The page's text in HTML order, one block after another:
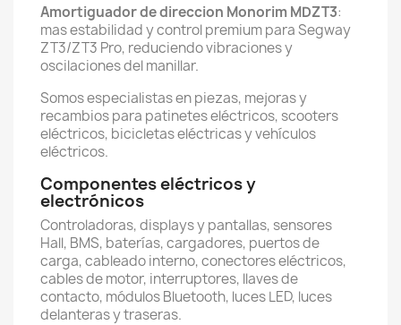
Amortiguador de direccion Monorim MDZT3:
mas estabilidad y control premium para Segway
ZT3/ZT3 Pro, reduciendo vibraciones y
oscilaciones del manillar.
Somos especialistas en piezas, mejoras y
recambios para patinetes eléctricos, scooters
eléctricos, bicicletas eléctricas y vehículos
eléctricos.
Componentes eléctricos y
electrónicos
Controladoras, displays y pantallas, sensores
Hall, BMS, baterías, cargadores, puertos de
carga, cableado interno, conectores eléctricos,
cables de motor, interruptores, llaves de
contacto, módulos Bluetooth, luces LED, luces
delanteras y traseras.